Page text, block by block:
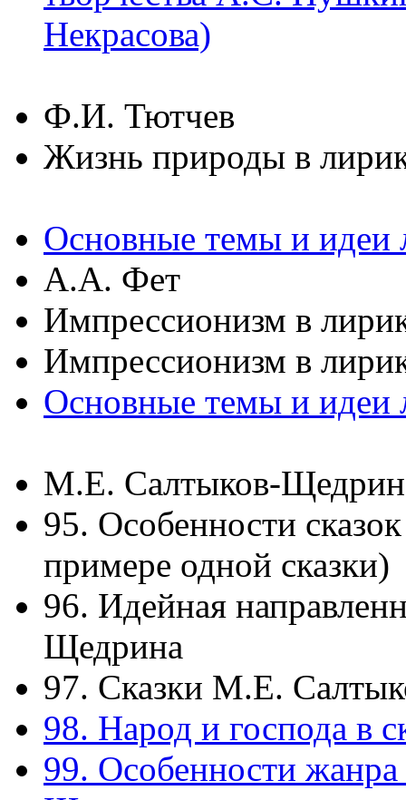
Некрасова)
Ф.И. Тютчев
Жизнь природы в
Основные темы и
А.А. Фет
Импрессионизм в
Импрессионизм в
Основные темы и
М.Е. Салтыков-Щедрин
95. Особенности
примере одной сказки)
96. Идейная
Щедрина
97. Сказки М.Е.
98. Народ и господа в
99. Особенности